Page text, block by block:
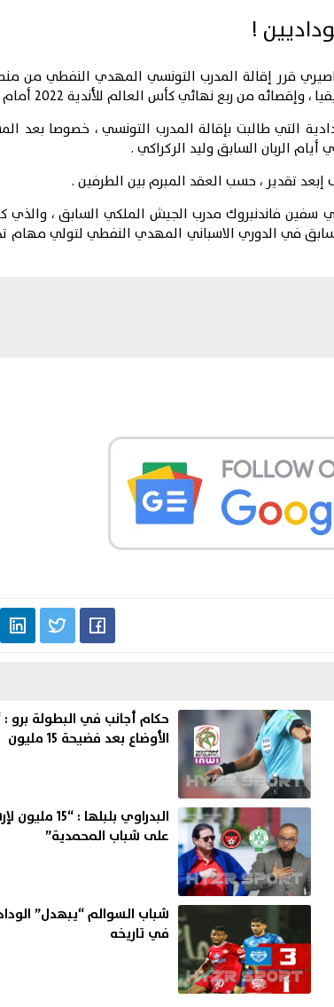
!
قرر إقالة المدرب التونسي المهدي النفطي من
، وإقصائه من ربع نهائي كأس العالم للأندية 2022 أمام الهلال السعودي .
التي طالبت بإقالة المدرب التونسي ، خصوصا بعد
الربان السابق وليد الركراكي .
سفين فاندنبروكمدرب الجيش الملكي السابق ، والذي
في الدوري الاسباني المهدي النفطي لتولي مهام
حكام أجانب في البطولة برو
الأوضاع بعد فضيحة 15 مليون
البدراوي
على شباب المحمدية”
شباب السوالم “يبهدل”
في تاريخه